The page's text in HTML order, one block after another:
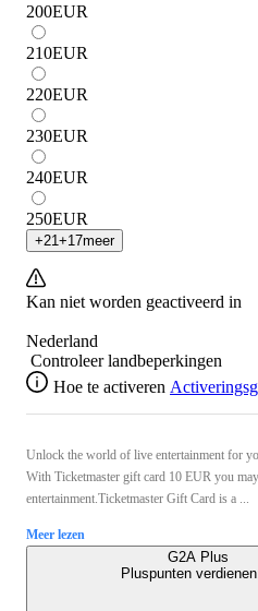
200EUR
210EUR
220EUR
230EUR
240EUR
250EUR
+21 +17meer
Kan niet worden geactiveerd in
Nederland
Controleer landbeperkingen
Hoe te activeren
Unlock the world of live entertainment for
With Ticketmaster gift card 10 EUR you
entertainment.Ticketmaster Gift Card is a ...
Meer lezen
G2A Plus
Pluspunten